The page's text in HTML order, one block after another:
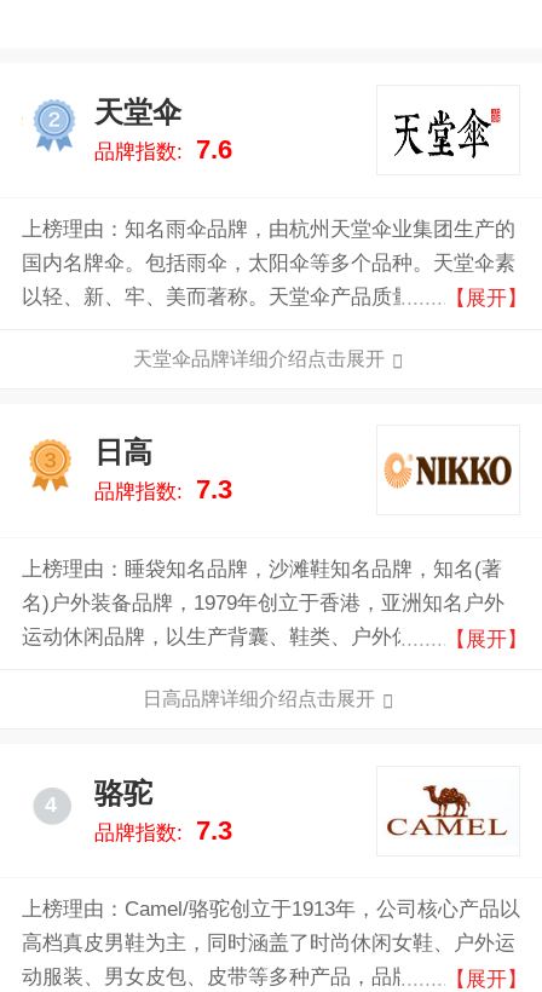
2
天堂伞
品牌指数: 7.6
上榜理由：知名雨伞品牌，由杭州天堂伞业集团生产的
国内名牌伞。包括雨伞，太阳伞等多个品种。天堂伞素
以轻、新、牢、美而著称。天堂伞产品质量和技术工艺
【展开】
天堂伞品牌详细介绍点击展开
3
日高
品牌指数: 7.3
上榜理由：睡袋知名品牌，沙滩鞋知名品牌，知名(著
名)户外装备品牌，1979年创立于香港，亚洲知名户外
运动休闲品牌，以生产背囊、鞋类、户外休闲服装及游
【展开】
日高品牌详细介绍点击展开
4 骆驼
品牌指数: 7.3
上榜理由：Camel/骆驼创立于1913年，公司核心产品以
高档真皮男鞋为主，同时涵盖了时尚休闲女鞋、户外运
动服装、男女皮包、皮带等多种产品，品牌崇尚“真生
【展开】